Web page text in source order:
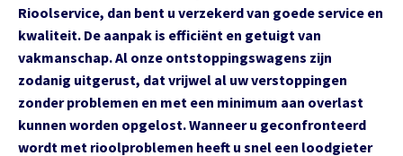
Rioolservice, dan bent u verzekerd van goede service en
kwaliteit. De aanpak is efficiënt en getuigt van
vakmanschap. Al onze ontstoppingswagens zijn
zodanig uitgerust, dat vrijwel al uw verstoppingen
zonder problemen en met een minimum aan overlast
kunnen worden opgelost. Wanneer u geconfronteerd
wordt met rioolproblemen heeft u snel een loodgieter